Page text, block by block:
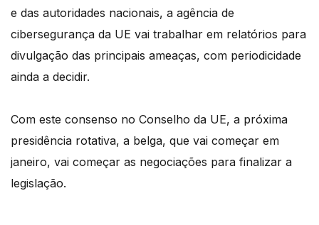
e das autoridades nacionais, a agência de
cibersegurança da UE vai trabalhar em relatórios para
divulgação das principais ameaças, com periodicidade
ainda a decidir.
Com este consenso no Conselho da UE, a próxima
presidência rotativa, a belga, que vai começar em
janeiro, vai começar as negociações para finalizar a
legislação.